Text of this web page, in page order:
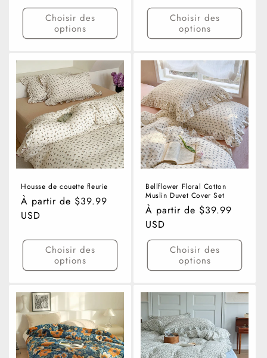
Choisir des
options
Choisir des
options
Housse de couette fleurie
Prix
habituel
À partir de $39.99
USD
Choisir des
options
Bellflower Floral Cotton
Muslin Duvet Cover Set
Prix
habituel
À partir de $39.99
USD
Choisir des
options